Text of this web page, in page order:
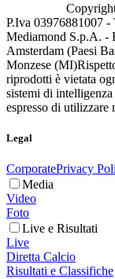
P.Iva 03976881007
Mediamond S.p.A. -
Amsterdam (Paesi
Monzese (MI)
riprodotti è vietata
sistemi di
espresso di utilizzare
Legal
CorporatePrivacy
Media
Video
Foto
Live e Risultati
Live
Diretta Calcio
Risultati e Classifiche